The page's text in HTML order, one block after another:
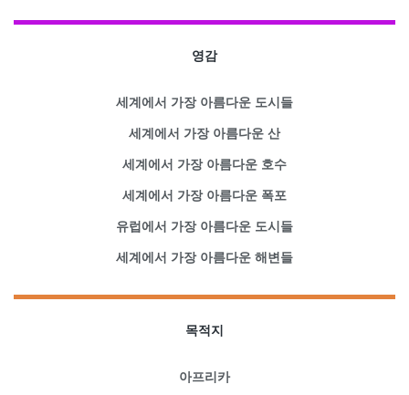
영감
세계에서 가장 아름다운 도시들
세계에서 가장 아름다운 산
세계에서 가장 아름다운 호수
세계에서 가장 아름다운 폭포
유럽에서 가장 아름다운 도시들
세계에서 가장 아름다운 해변들
목적지
아프리카